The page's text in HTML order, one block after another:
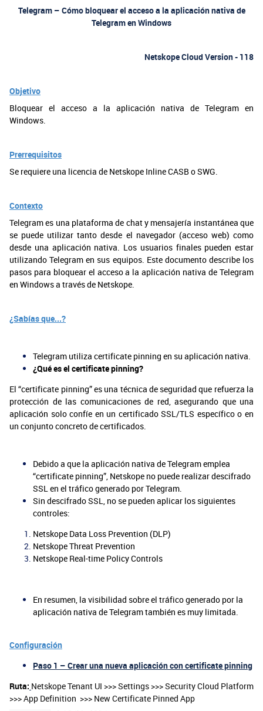
Telegram – Cómo bloquear el acceso a la aplicación nativa de
Telegram en Windows
Netskope Cloud Version - 118
Objetivo
Bloquear el acceso a la aplicación nativa de Telegram en
Windows.
Prerrequisitos
Se requiere una licencia de Netskope Inline CASB o SWG.
Contexto
Telegram es una plataforma de chat y mensajería instantánea que
se puede utilizar tanto desde el navegador (acceso web) como
desde una aplicación nativa. Los usuarios finales pueden estar
utilizando Telegram en sus equipos. Este documento describe los
pasos para bloquear el acceso a la aplicación nativa de Telegram
en Windows a través de Netskope.
¿Sabías que...?
Telegram utiliza certificate pinning en su aplicación nativa.
¿Qué es el certificate pinning?
El “certificate pinning” es una técnica de seguridad que refuerza la
protección de las comunicaciones de red, asegurando que una
aplicación solo confíe en un certificado SSL/TLS específico o en
un conjunto concreto de certificados.
Debido a que la aplicación nativa de Telegram emplea
“certificate pinning”, Netskope no puede realizar descifrado
SSL en el tráfico generado por Telegram.
Sin descifrado SSL, no se pueden aplicar los siguientes
controles:
Netskope Data Loss Prevention (DLP)
Netskope Threat Prevention
Netskope Real-time Policy Controls
En resumen, la visibilidad sobre el tráfico generado por la
aplicación nativa de Telegram también es muy limitada.
Configuración
Paso 1 – Crear una nueva aplicación con certificate pinning
Ruta: Netskope Tenant UI >>> Settings >>> Security Cloud Platform
>>> App Definition >>> New Certificate Pinned App